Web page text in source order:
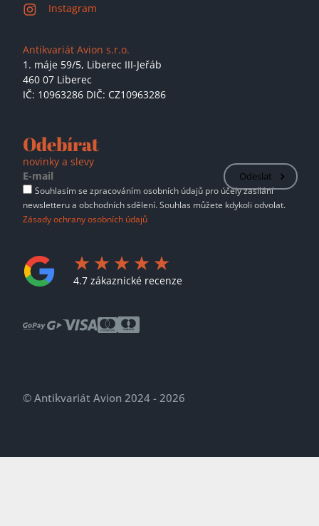
Instagram
Antikvariát Avion s.r.o.
1. máje 59/5, Liberec III-Jeřáb
460 07 Liberec
IČ: 10963286 DIČ: CZ10963286
Odebírat
novinky a slevy
Odeslat
Souhlasím se zpracováním osobních údajů pro účely zasílání
newsletteru a obchodních sdělení. Souhlas můžete kdykoli odvolat.
Zásady ochrany osobních údajů
4.7 zákaznické recenze
© Antikvariát Avion 2024 - 2026